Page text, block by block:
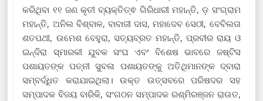
କରିଥିବା ୧୧ ଜଣ କୃତୀ ବ୍ୟକ୍ତିତ୍ଵ ଗିରିଧାରୀ ମହାନ୍ତି, ଡ଼ ସଂଗ୍ରାମ
ମହାନ୍ତି, ଅନିଲ ବିଶ୍ବାଳ, ବାବାଜୀ ଦାସ, ମହାଦେବ ସେଠୀ, ବେବିଲତା
ଶତପଥୀ, ଉମେଶ ବେହୁରା, ସତ୍ୟବ୍ରତ ମହାନ୍ତି, ପ୍ରବୀର ରାୟ ଓ
ଇନ୍ଦିରା ସ୍ମାରକୀ ଯୁବକ ସଂଘ ଏବଂ ବିଶେଷ ଭାବରେ ଜଷ୍ଟିସ
ପଶାୟତଙ୍କ ପତ୍ନୀ ସୁବଳା ପଶାୟତଙ୍କୁ ଅତିଥିମାନଙ୍କ ଦ୍ବାରା
ସମ୍ବର୍ଦ୍ଧିତ କରାଯାଇଥିଲା। ଉକ୍ତ ଉତ୍ସବରେ ପରିଷଦର ସହ
ସମ୍ପାଦକ ବିଜୟ ବାରିକି, ସଂଗଠନ ସମ୍ପାଦକ ରଶ୍ମିରଞ୍ଜନ ରାଉତ,